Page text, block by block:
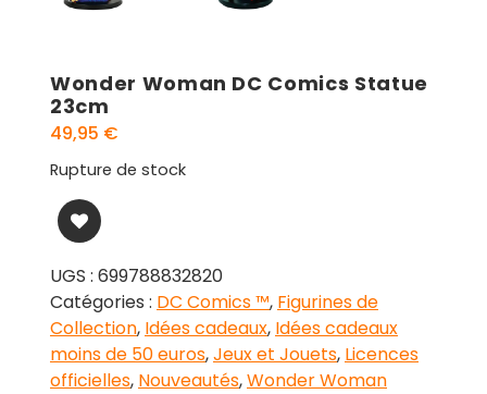
Wonder Woman DC Comics Statue
23cm
49,95 €
Rupture de stock
UGS : 699788832820
Catégories : DC Comics ™, Figurines de
Collection, Idées cadeaux, Idées cadeaux
moins de 50 euros,Jeux et Jouets, Licences
officielles, Nouveautés,Wonder Woman